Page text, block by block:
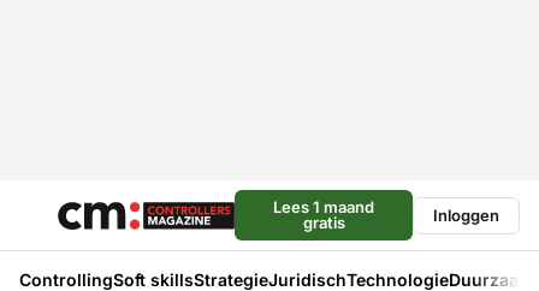
Lees 1 maand
gratis
Inloggen
ControllingSoft skillsStrategieJuridischTechnologie